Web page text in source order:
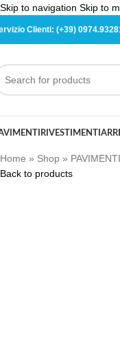
Skip to navigation Skip to
Clienti: (+39)
RIVESTIMENTI
Home » Shop » PAVIMENTI
Back to products